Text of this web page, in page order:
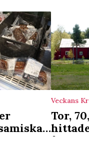
Veckans
Tor,
åtalas